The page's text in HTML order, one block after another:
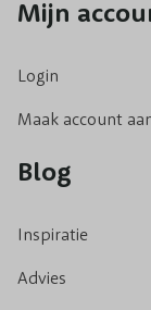
hebben
Bramen: De
bloeit met
zwart worden
klimmende
Mijn
Login
Maak account
Blog
Inspiratie
Advies